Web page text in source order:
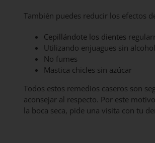
También puedes reducir los efectos
Cepillándote los dientes
Utilizando enjuagues sin alcohol
No fumes
Mastica chicles sin azúcar
Todos estos remedios caseros son
aconsejar al respecto. Por este
la boca seca, pide una visita con tu